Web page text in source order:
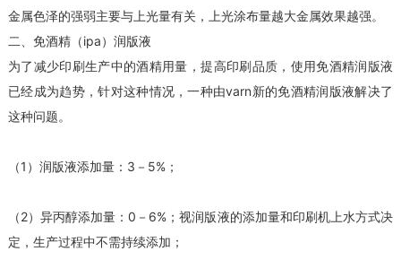
金属色泽的强弱主要与上光量有关，上光涂布量越大金属效果越强。
二、免酒精（ipa）润版液
为了减少印刷生产中的酒精用量，提高印刷品质，使用免酒精润版液
已经成为趋势，针对这种情况，一种由varn新的免酒精润版液解决了
这种问题。
（1）润版液添加量：3－5%；
（2）异丙醇添加量：0－6%；视润版液的添加量和印刷机上水方式决
定，生产过程中不需持续添加；